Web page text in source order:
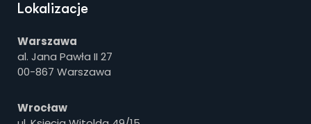
Lokalizacje
Warszawa
al. Jana Pawła II 27
00-867 Warszawa
Wrocław